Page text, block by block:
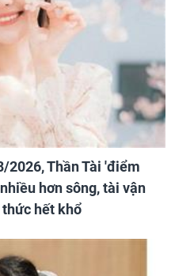
2026, Thần Tài 'điểm
hơn sông, tài vận
hết khổ